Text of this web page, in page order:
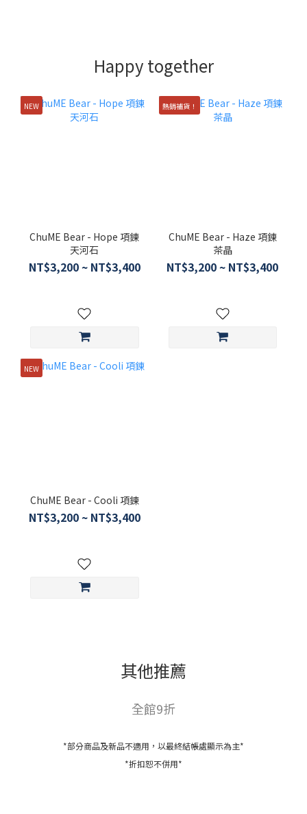
Happy together
NEW
ChuME Bear - Hope 項鍊
天河石
NT$3,200 ~ NT$3,400
熱銷補貨！
ChuME Bear - Haze 項鍊
茶晶
NT$3,200 ~ NT$3,400
NEW
ChuME Bear - Cooli 項鍊
NT$3,200 ~ NT$3,400
其他推薦
全館9折
*部分商品及新品不適用，以最終結帳處顯示為主*
*折扣恕不併用*